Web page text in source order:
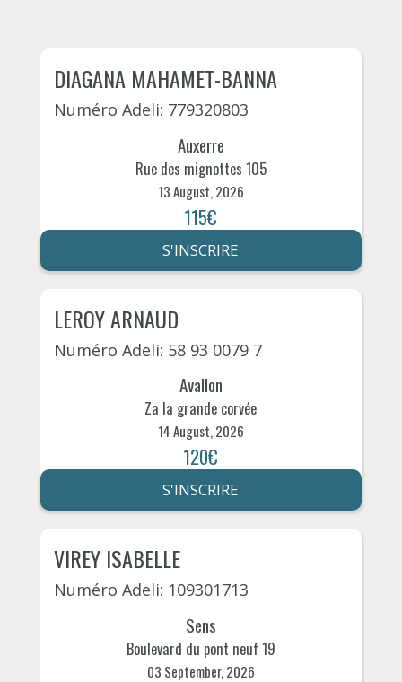
DIAGANA MAHAMET-BANNA
Numéro Adeli: 779320803
Auxerre
Rue des mignottes 105
13 August, 2026
115€
S'INSCRIRE
LEROY ARNAUD
Numéro Adeli: 58 93 0079 7
Avallon
Za la grande corvée
14 August, 2026
120€
S'INSCRIRE
VIREY ISABELLE
Numéro Adeli: 109301713
Sens
Boulevard du pont neuf 19
03 September, 2026